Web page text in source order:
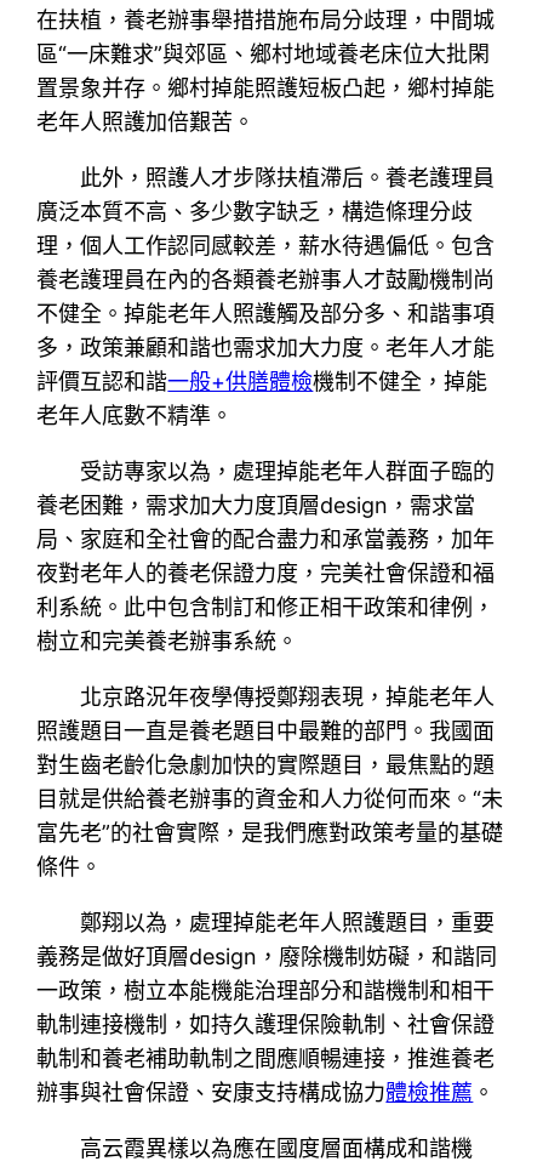
在扶植，養老辦事舉措措施布局分歧理，中間城
區“一床難求”與郊區、鄉村地域養老床位大批閑
置景象并存。鄉村掉能照護短板凸起，鄉村掉能
老年人照護加倍艱苦。
此外，照護人才步隊扶植滯后。養老護理員
廣泛本質不高、多少數字缺乏，構造條理分歧
理，個人工作認同感較差，薪水待遇偏低。包含
養老護理員在內的各類養老辦事人才鼓勵機制尚
不健全。掉能老年人照護觸及部分多、和諧事項
多，政策兼顧和諧也需求加大力度。老年人才能
評價互認和諧一般+供膳體檢機制不健全，掉能
老年人底數不精準。
受訪專家以為，處理掉能老年人群面子臨的
養老困難，需求加大力度頂層design，需求當
局、家庭和全社會的配合盡力和承當義務，加年
夜對老年人的養老保證力度，完美社會保證和福
利系統。此中包含制訂和修正相干政策和律例，
樹立和完美養老辦事系統。
北京路況年夜學傳授鄭翔表現，掉能老年人
照護題目一直是養老題目中最難的部門。我國面
對生齒老齡化急劇加快的實際題目，最焦點的題
目就是供給養老辦事的資金和人力從何而來。“未
富先老”的社會實際，是我們應對政策考量的基礎
條件。
鄭翔以為，處理掉能老年人照護題目，重要
義務是做好頂層design，廢除機制妨礙，和諧同
一政策，樹立本能機能治理部分和諧機制和相干
軌制連接機制，如持久護理保險軌制、社會保證
軌制和養老補助軌制之間應順暢連接，推進養老
辦事與社會保證、安康支持構成協力體檢推薦 。
高云霞異樣以為應在國度層面構成和諧機